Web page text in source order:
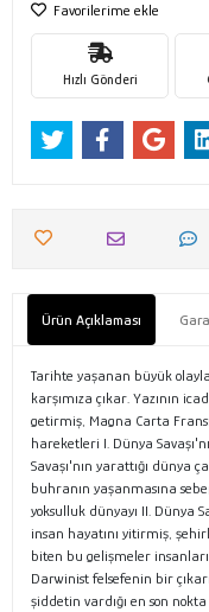
Favorilerime ekle
Hızlı Gönderi
Ürün Açıklaması
Tarihte yaşanan büyük
karşımıza çıkar. Yazının
getirmiş, Magna Carta
hareketleri I. Dünya
Savaşı'nın yarattığı dünya
buhranın yaşanmasına
yoksulluk dünyayı II. Dünya
insan hayatını yitirmiş,
biten bu gelişmeler
Darwinist felsefenin bir
şiddetin vardığı en son